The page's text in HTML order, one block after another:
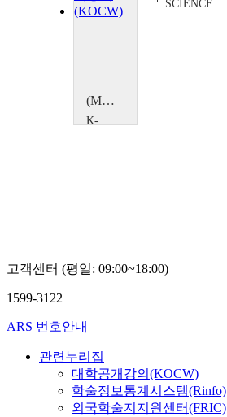
SCIENCE
(MOOC) 히든 히어로즈 : 이제는 달을 향해! 우주 탐사
K-
고객센터 (평일: 09:00~18:00)
1599-3122
ARS 번호안내
관련누리집
대학공개강의(KOCW)
학술정보통계시스템(Rinfo)
외국학술지지원센터(FRIC)